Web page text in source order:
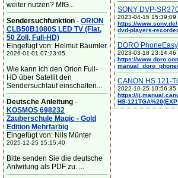
weiter nutzen? MfG...
Sendersuchfunktion - ORION
CLB50B1080S LED TV (Flat,
50 Zoll, Full-HD)
Eingefügt von: Helmut Bäumler
2026-01-01 07:23:05
Wie kann ich den Orion Full-
HD über Satellit den
Sendersuchlauf einschalten...
Deutsche Anleitung -
KOSMOS 698232
Zauberschule Magic - Gold
Edition Mehrfarbig
Eingefügt von: Nils Münter
2025-12-25 15:15:40
Bitte senden Sie die deutsche
Anlwitung als PDF zu. ...
SONY DVP-
2023-04-15 15:39:09
https://
dvd-players-
DORO
2023-03-18 23:14:46
https://
CANON HS 121-
2022-10-25 10:56:35
https://
HS-